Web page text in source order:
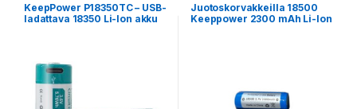
KeepPower P18350TC – USB-
ladattava 18350 Li-Ion akku
Juotoskorvakkeilla 18500
Keeppower 2300 mAh Li-Ion